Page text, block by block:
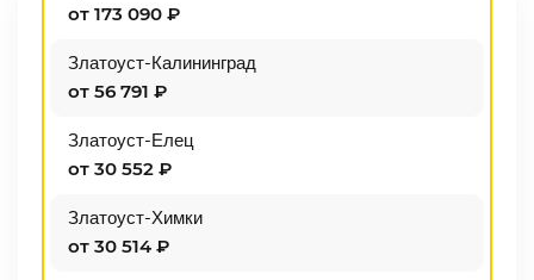
от 173 090 ₽
Златоуст-Калининград
от 56 791 ₽
Златоуст-Елец
от 30 552 ₽
Златоуст-Химки
от 30 514 ₽